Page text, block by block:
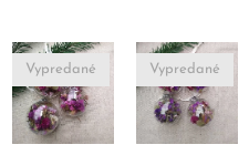
Vypredané Vypredané